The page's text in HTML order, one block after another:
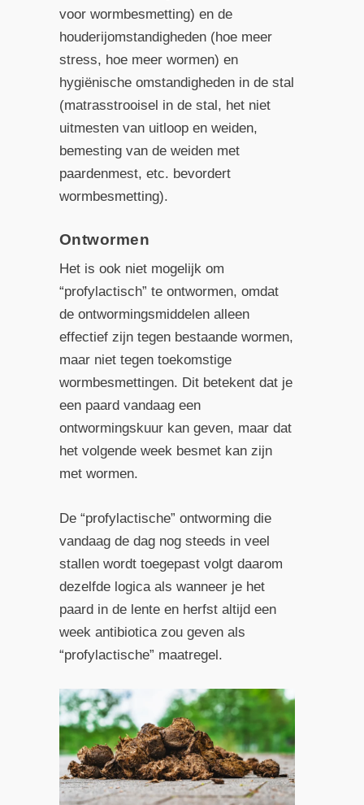
voor wormbesmetting) en de
houderijomstandigheden (hoe meer
stress, hoe meer wormen) en
hygiënische omstandigheden in de stal
(matrasstrooisel in de stal, het niet
uitmesten van uitloop en weiden,
bemesting van de weiden met
paardenmest, etc. bevordert
wormbesmetting).
Ontwormen
Het is ook niet mogelijk om
“profylactisch” te ontwormen, omdat
de ontwormingsmiddelen alleen
effectief zijn tegen bestaande wormen,
maar niet tegen toekomstige
wormbesmettingen. Dit betekent dat je
een paard vandaag een
ontwormingskuur kan geven, maar dat
het volgende week besmet kan zijn
met wormen.
De “profylactische” ontworming die
vandaag de dag nog steeds in veel
stallen wordt toegepast volgt daarom
dezelfde logica als wanneer je het
paard in de lente en herfst altijd een
week antibiotica zou geven als
“profylactische” maatregel.